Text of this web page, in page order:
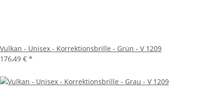
Vulkan - Unisex - Korrektionsbrille - Grün - V 1209
176,49 € *